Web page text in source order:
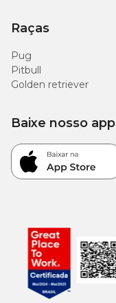
Raças
Pug
Pitbull
Golden retriever
Baixe nosso app